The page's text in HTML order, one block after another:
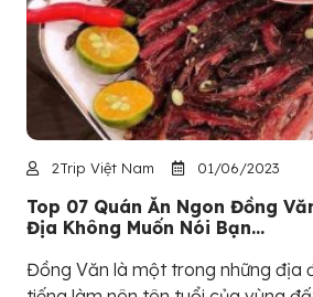
2Trip Việt Nam 01/06/2023
Top 07 Quán Ăn Ngon Đồng
Địa Không Muốn Nói Bạn...
Đồng Văn là một trong những địa